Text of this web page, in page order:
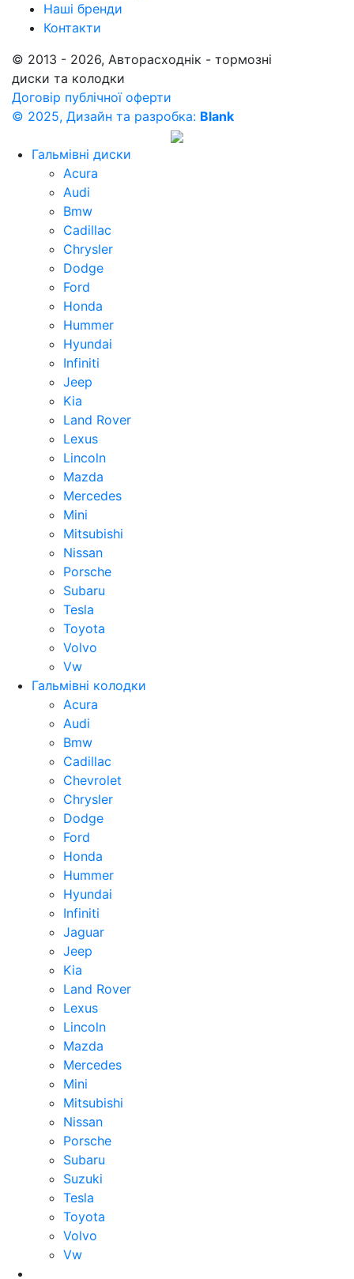
Наші бренди
Контакти
© 2013 - 2026, Авторасходнік - тормозні
диски та колодки
Договір публічної оферти
© 2025, Дизайн та разробка: Blank
Гальмівні диски
Acura
Audi
Bmw
Cadillac
Chrysler
Dodge
Ford
Honda
Hummer
Hyundai
Infiniti
Jeep
Kia
Land Rover
Lexus
Lincoln
Mazda
Mercedes
Mini
Mitsubishi
Nissan
Porsche
Subaru
Tesla
Toyota
Volvo
Vw
Гальмівні колодки
Acura
Audi
Bmw
Cadillac
Chevrolet
Chrysler
Dodge
Ford
Honda
Hummer
Hyundai
Infiniti
Jaguar
Jeep
Kia
Land Rover
Lexus
Lincoln
Mazda
Mercedes
Mini
Mitsubishi
Nissan
Porsche
Subaru
Suzuki
Tesla
Toyota
Volvo
Vw